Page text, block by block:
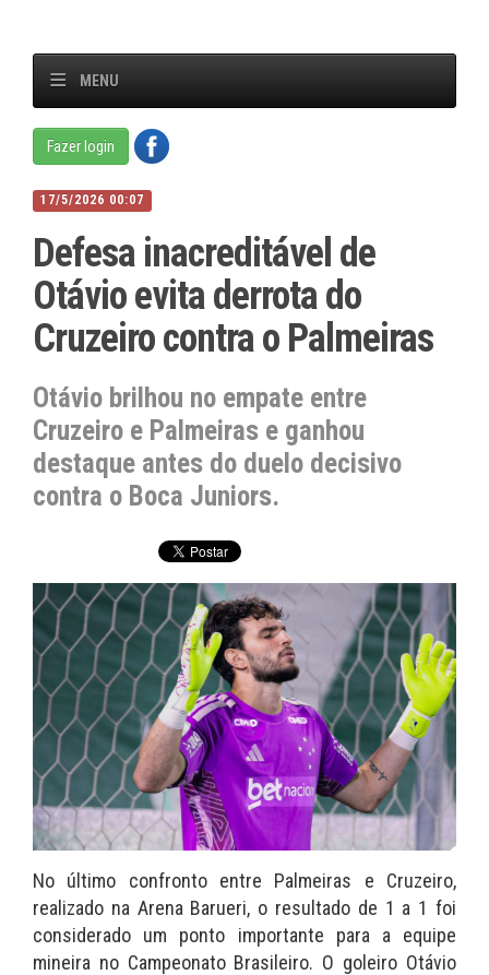
MENU
Fazer login
17/5/2026 00:07
Defesa inacreditável de
Otávio evita derrota do
Cruzeiro contra o Palmeiras
Otávio brilhou no empate entre
Cruzeiro e Palmeiras e ganhou
destaque antes do duelo decisivo
contra o Boca Juniors.
No último confronto entre Palmeiras e Cruzeiro,
realizado na Arena Barueri, o resultado de 1 a 1 foi
considerado um ponto importante para a equipe
mineira no Campeonato Brasileiro. O goleiro Otávio